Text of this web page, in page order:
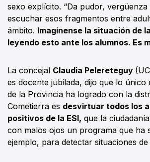
sexo explícito. “Da pudor, vergüenza
escuchar esos fragmentos entre
ámbito. Imagínense la situación de
leyendo esto ante los alumnos. Es
La concejal Claudia Pelereteguy
es docente jubilada, dijo que lo único
de la Provincia ha logrado con la
Cometierra es desvirtuar todos los
positivos de la ESI, que la
con malos ojos un programa que ha
ejemplo, para detectar situaciones de